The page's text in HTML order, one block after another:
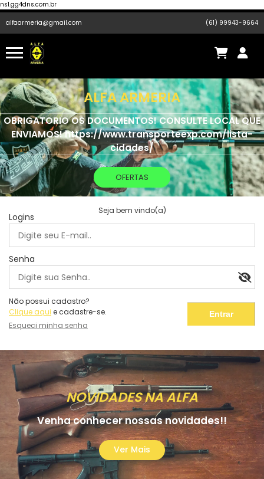
ns1.gg4dns.com.br
alfaarmeria@gmail.com (61) 99943-9664
ALFA ARMERIA
OBRIGATORIO OS DOCUMENTOS! CONSULTE LOCAL QUE
ENVIAMOS! https://www.transporteexp.com/lista-
cidades/
OFERTAS
Seja bem vindo(a)
Logins
Senha
Não possui cadastro?
Clique aqui e cadastre-se.
Esqueci minha senha
NOVIDADES NA ALFA
Venha conhecer nossas novidades!!
Ver Mais